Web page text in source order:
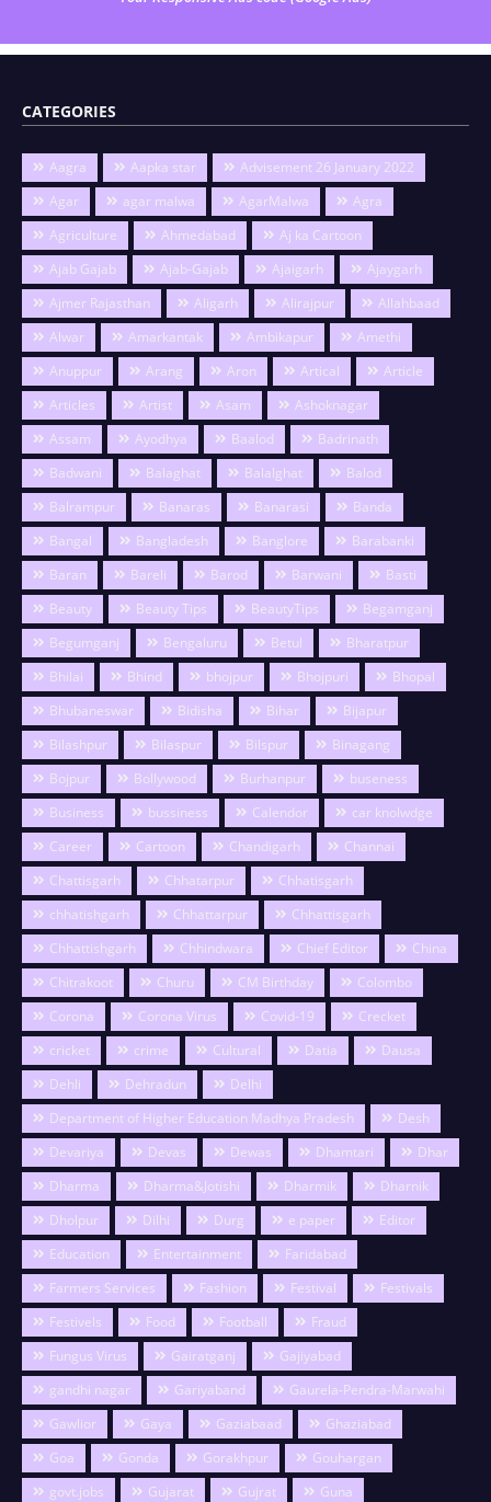
CATEGORIES
Aagra Aapka star
Advisement 26 January 2022
Agar
agar malwa AgarMalwa
Agra
Agriculture
Ahmedabad
Aj ka Cartoon
Ajab Gajab
Ajab-Gajab Ajaigarh
Ajaygarh
Ajmer Rajasthan
Aligarh Alirajpur
Allahbaad
Alwar
Amarkantak Ambikapur
Amethi
Anuppur
Arang Aron Artical
Article
Articles
Artist Asam
Ashoknagar
Assam
Ayodhya Baalod
Badrinath
Badwani
Balaghat Balalghat
Balod
Balrampur
Banaras Banarasi
Banda
Bangal
Bangladesh Banglore
Barabanki
Baran
Bareli Barod Barwani
Basti
Beauty
Beauty Tips BeautyTips
Begamganj
Begumganj
Bengaluru Betul
Bharatpur
Bhilai
Bhind bhojpur Bhojpuri
Bhopal
Bhubaneswar
Bidisha Bihar
Bijapur
Bilashpur
Bilaspur Bilspur
Binagang
Bojpur
Bollywood Burhanpur
buseness
Business
bussiness Calendor
car knolwdge
Career
Cartoon Chandigarh
Channai
Chattisgarh
Chhatarpur
Chhatisgarh
chhatishgarh
Chhattarpur
Chhattisgarh
Chhattishgarh
Chhindwara Chief Editor
China
Chitrakoot
Churu CM Birthday
Colombo
Corona
Corona Virus Covid-19
Crecket
cricket
crime Cultural Datia
Dausa
Dehli
Dehradun
Delhi
Department of Higher Education Madhya Pradesh
Desh
Devariya
Devas Dewas Dhamtari
Dhar
Dharma
Dharma&Jotishi Dharmik
Dharnik
Dholpur
Dilhi Durg e paper
Editor
Education
Entertainment
Faridabad
Farmers Services
Fashion Festival
Festivals
Festivels
Food Football
Fraud
Fungus Virus
Gairatganj
Gajiyabad
gandhi nagar
Gariyaband
Gaurela-Pendra-Marwahi
Gawlior
Gaya Gaziabaad
Ghaziabad
Goa
Gonda Gorakhpur
Gouhargan
govt.jobs
Gujarat Gujrat
Guna